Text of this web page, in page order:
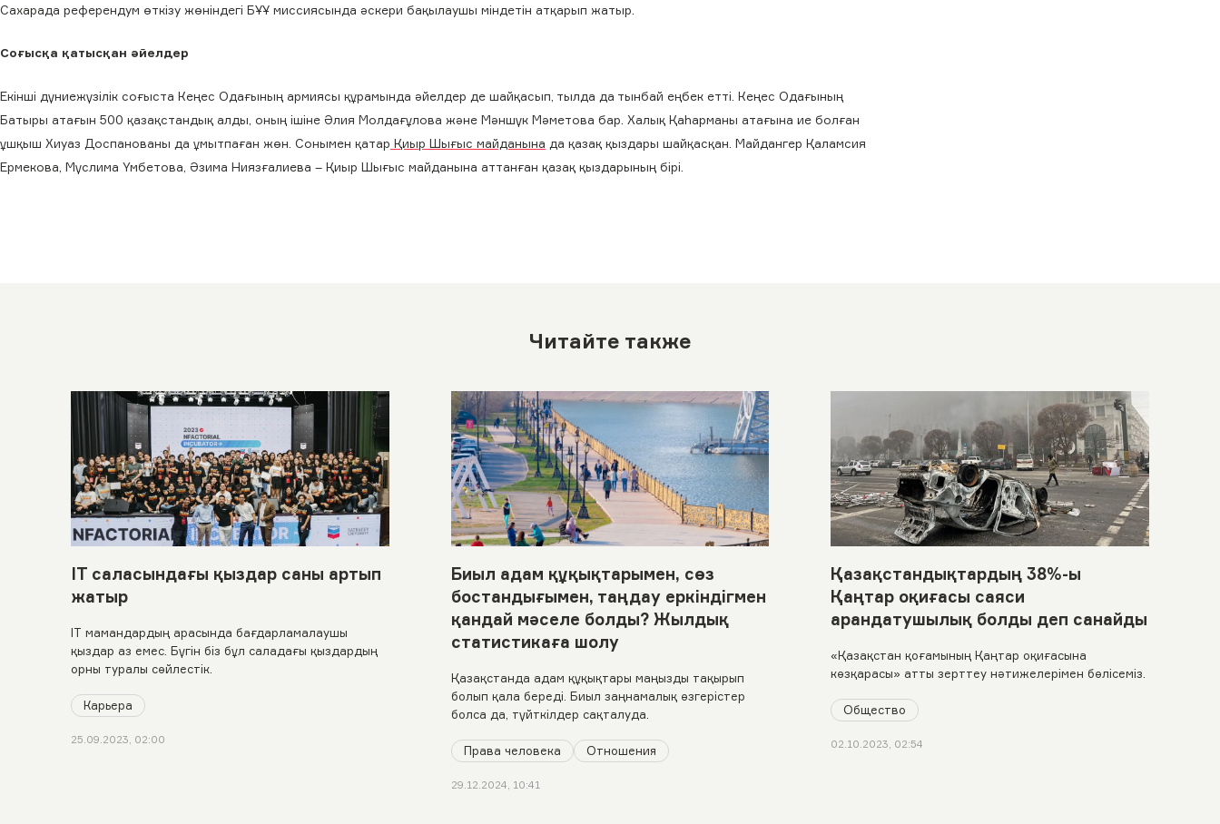
Сахарада референдум өткізу жөніндегі БҰҰ миссиясында әскери бақылаушы міндетін атқарып жатыр.
Соғысқа қатысқан әйелдер
Екінші дүниежүзілік соғыста Кеңес Одағының армиясы құрамында әйелдер де шайқасып, тылда да тынбай еңбек етті. Кеңес Одағының
Батыры атағын 500 қазақстандық алды, оның ішіне Әлия Молдағұлова және Мәншүк Мәметова бар. Халық Қаһарманы атағына ие болған
ұшқыш Хиуаз Доспанованы да ұмытпаған жөн. Сонымен қатар Қиыр Шығыс майданына да қазақ қыздары шайқасқан. Майдангер Қаламсия
Ермекова, Мүслима Үмбетова, Әзима Ниязғалиева – Қиыр Шығыс майданына аттанған қазақ қыздарының бірі.
Читайте также
IT саласындағы қыздар саны артып
жатыр
IT мамандардың арасында бағдарламалаушы
қыздар аз емес. Бүгін біз бұл саладағы қыздардың
орны туралы сөйлестік.
Карьера
25.09.2023, 02:00
Биыл адам құқықтарымен, сөз
бостандығымен, таңдау еркіндігмен
қандай мәселе болды? Жылдық
статистикаға шолу
Қазақстанда адам құқықтары маңызды тақырып
болып қала береді. Биыл заңнамалық өзгерістер
болса да, түйткілдер сақталуда.
Права человека Отношения
29.12.2024, 10:41
Қазақстандықтардың 38%-ы
Қаңтар оқиғасы саяси
арандатушылық болды деп санайды
«Қазақстан қоғамының Қаңтар оқиғасына
көзқарасы» атты зерттеу нәтижелерімен бөлісеміз.
Общество
02.10.2023, 02:54